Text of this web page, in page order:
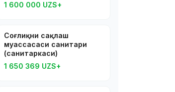
1 600 000 UZS+
Соғлиқни сақлаш
муассасаси санитари
(санитаркаси)
1 650 369 UZS+